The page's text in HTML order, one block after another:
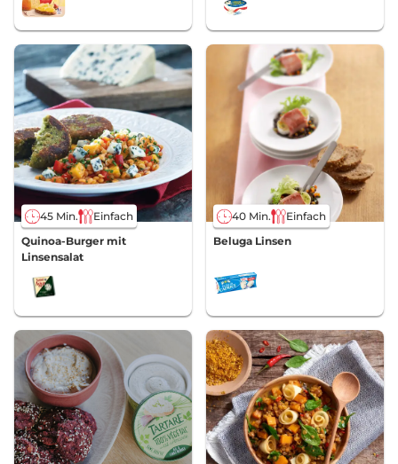
45 Min.
Einfach
Quinoa-Burger mit
Linsensalat
40 Min.
Einfach
Beluga Linsen